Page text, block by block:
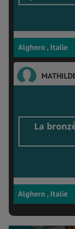
Alghero , Italie
La
Alghero , Italie